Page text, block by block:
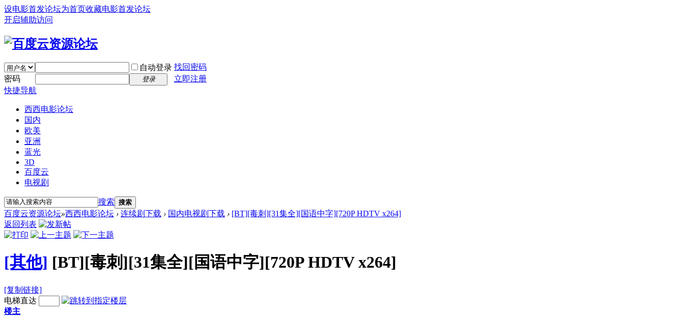
设电影首发论坛为首页收藏电影首发论坛
开启辅助访问
自动登录 找回密码
密码
登录
立即注册
快捷导航
西西电影论坛
国内
欧美
亚洲
蓝光
3D
百度云
电视剧
搜索 搜索
百度云资源论坛»西西电影论坛 › 连续剧下载 › 国内电视剧下载 › [BT][毒刺][31集全][国语中字][720P HDTV x264]
返回列表
[其他] [BT][毒刺][31集全][国语中字][720P HDTV x264]
[复制链接]
电梯直达
楼主